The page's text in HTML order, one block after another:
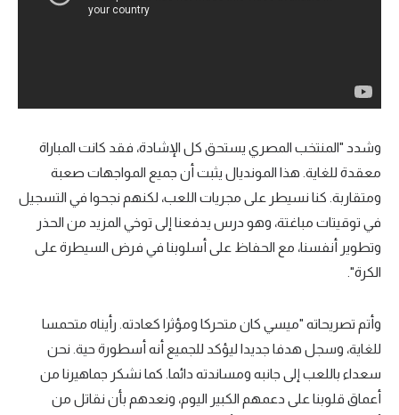
وشدد "المنتخب المصري يستحق كل الإشادة، فقد كانت المباراة
معقدة للغاية. هذا المونديال يثبت أن جميع المواجهات صعبة
ومتقاربة. كنا نسيطر على مجريات اللعب، لكنهم نجحوا في التسجيل
في توقيتات مباغتة، وهو درس يدفعنا إلى توخي المزيد من الحذر
وتطوير أنفسنا، مع الحفاظ على أسلوبنا في فرض السيطرة على
الكرة".
وأتم تصريحاته "ميسي كان متحركا ومؤثرا كعادته. رأيناه متحمسا
للغاية، وسجل هدفا جديدا ليؤكد للجميع أنه أسطورة حية. نحن
سعداء باللعب إلى جانبه ومساندته دائما. كما نشكر جماهيرنا من
أعماق قلوبنا على دعمهم الكبير اليوم، ونعدهم بأن نقاتل من